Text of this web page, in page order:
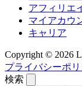
アフィリエ
マイアカウ
キャリア
Copyright © 2026
プライバシーポ
検索